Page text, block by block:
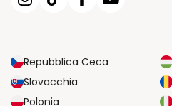
Repubblica Ceca
Slovacchia
Polonia